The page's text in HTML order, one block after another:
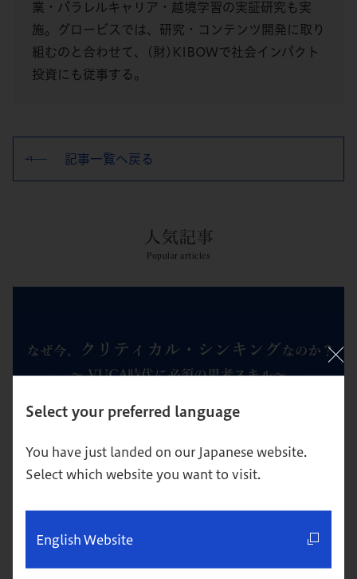
Select your preferred language
You have just landed on our Japanese website.
Select which website you want to visit.
English Website
業・パラレルキャリア・越境学習の実証研究も実
施。グロービスでは、研究・コンテンツ開発に取り
組むのと合わせて、(財)KIBOWで社会インパクト
投資にも従事する。
記事一覧へ戻る
人気記事
Popular articles
法を解説
思考 キャリア